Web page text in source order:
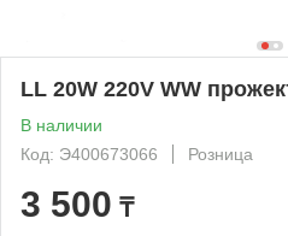
LL 20W 220V WW
В наличии
Код: Э400673066
Розница
3 500 ₸